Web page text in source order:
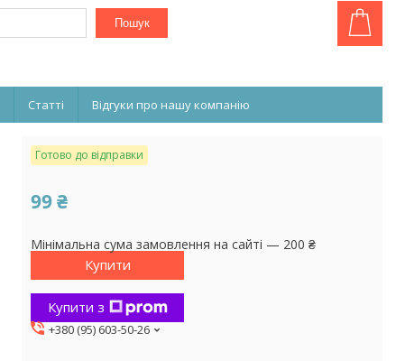
Пошук
Статті Відгуки про нашу компанію
Готово до відправки
99 ₴
Мінімальна сума замовлення на сайті — 200 ₴
Купити
Купити з
+380 (95) 603-50-26